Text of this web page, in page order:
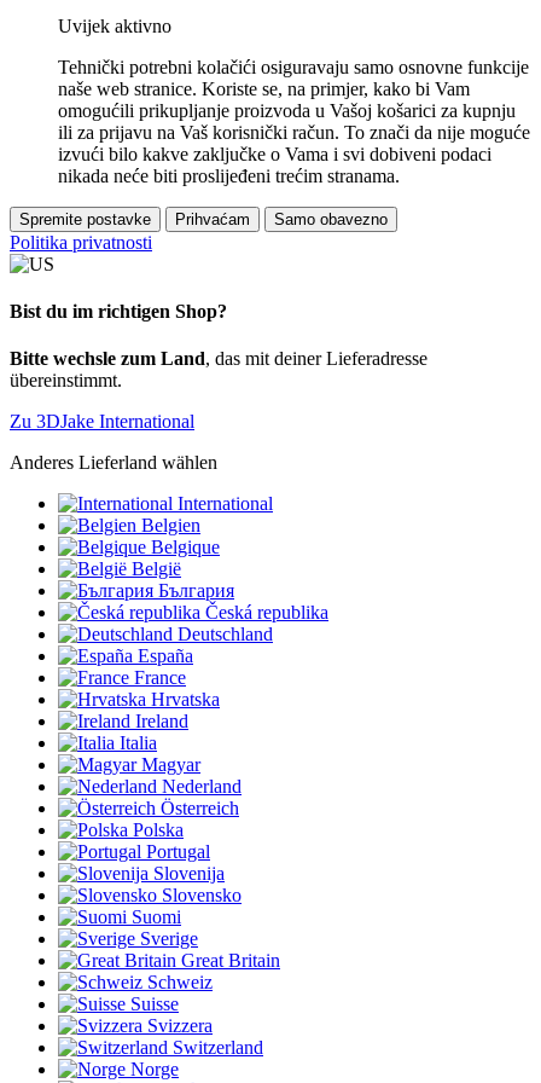
Uvijek aktivno
Tehnički potrebni kolačići osiguravaju samo osnovne funkcije
naše web stranice. Koriste se, na primjer, kako bi Vam
omogućili prikupljanje proizvoda u Vašoj košarici za kupnju
ili za prijavu na Vaš korisnički račun. To znači da nije moguće
izvući bilo kakve zaključke o Vama i svi dobiveni podaci
nikada neće biti proslijeđeni trećim stranama.
Spremite postavke Prihvaćam Samo obavezno
Politika privatnosti
Bist du im richtigen Shop?
Bitte wechsle zum Land, das mit deiner Lieferadresse
übereinstimmt.
Zu 3DJake International
Anderes Lieferland wählen
International
Belgien
Belgique
België
България
Česká republika
Deutschland
España
France
Hrvatska
Ireland
Italia
Magyar
Nederland
Österreich
Polska
Portugal
Slovenija
Slovensko
Suomi
Sverige
Great Britain
Schweiz
Suisse
Svizzera
Switzerland
Norge